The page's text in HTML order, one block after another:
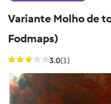
Variante Molho de
Fodmaps)
3.0(1)